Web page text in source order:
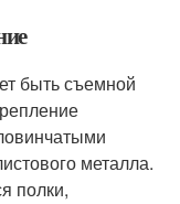
быть съемной
металла.
полки,